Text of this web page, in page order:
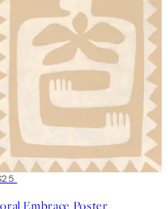
Embrace Poster